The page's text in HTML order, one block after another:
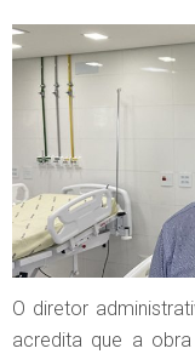
O diretor
acredita que a